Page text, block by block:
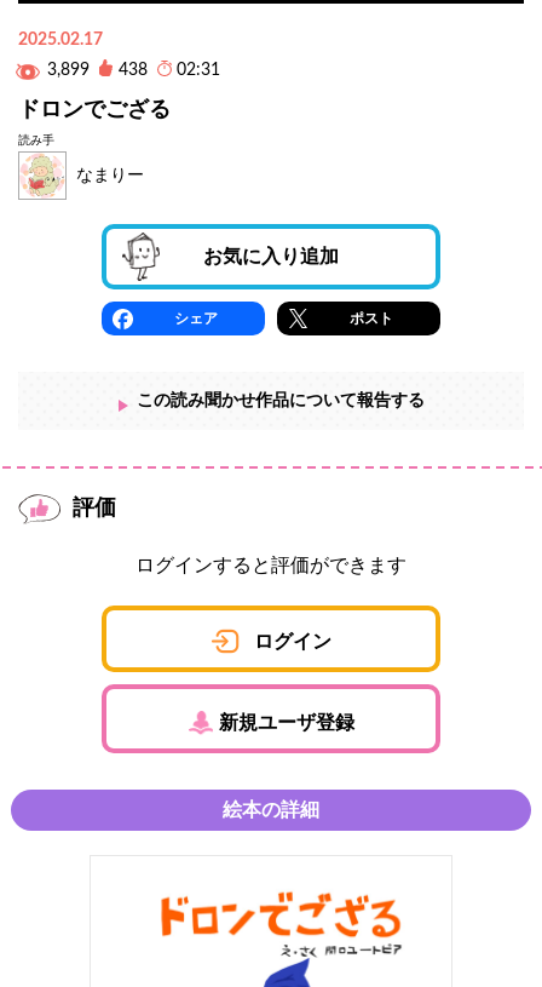
2025.02.17
3,899
438 02:31
ドロンでござる
読み手
なまりー
お気に入り追加
シェア ポスト
この読み聞かせ作品について報告する
評価
ログインすると評価ができます
ログイン
新規ユーザ登録
絵本の詳細